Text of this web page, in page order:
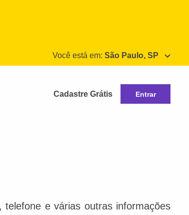
Você está em: São Paulo, SP
Cadastre Grátis Entrar
e várias outras informações